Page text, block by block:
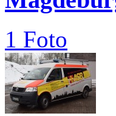
1 Foto